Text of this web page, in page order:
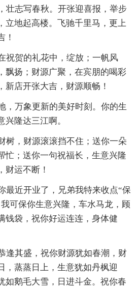
壮志写春秋。开张迎喜报，举步
立地起高楼。飞驰千里马，更上
！
祝贺的礼花中，绽放；一帆风
飘扬；财源广聚，在宾朋的喝彩
新店开张大吉，财源顺畅！
，万象更新的美好时刻。你的生
兴隆达三江啊。
树，财源滚滚挡不住；送你一朵
忙；送你一句祝福长，生意兴隆
财运不断！
最近开业了，兄弟我特来收点“保
可保你生意兴隆，车水马龙，顾
钱袋，祝你好运连连，身体健
逢其盛，祝你财源犹如春潮，财
，蒸蒸日上，生意犹如丹枫迎
如鹅毛大雪，日进斗金。祝你春